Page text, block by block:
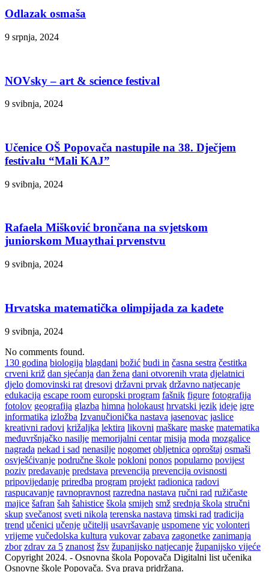
Odlazak osmaša
9 srpnja, 2024
NOVsky – art & science festival
9 svibnja, 2024
Učenice OŠ Popovača nastupile na 38. Dječjem
festivalu “Mali KAJ”
9 svibnja, 2024
Rafaela Mišković brončana na svjetskom
juniorskom Muaythai prvenstvu
9 svibnja, 2024
Hrvatska matematička olimpijada za kadete
9 svibnja, 2024
No comments found.
130 godina biologija blagdani božić budi in časna sestra čestitka
crveni križ dan sjećanja dan žena dani otvorenih vrata djelatnici
djelo domovinski rat dresovi državni prvak državno natjecanje
edukacija escape room europski program fašnik figure fotografija
fotolov geografija glazba himna holokaust hrvatski jezik ideje igre
informatika izložba Izvanučionička nastava jasenovac jaslice
kreativni radovi križaljka lektira likovni maškare maske matematika
međuvršnjačko nasilje memorijalni centar misija moda mozgalice
nagrada nekad i sad nenasilje nogomet obljetnica oproštaj osmaši
osvješćivanje područne škole pokloni ponos popularno povijest
poziv predavanje predstava prevencija prevencija ovisnosti
pripovijedanje priredba program projekt radionica radovi
raspucavanje ravnopravnost razredna nastava ručni rad ružičaste
majice šafran šah šahistice škola smijeh smž srednja škola stručni
skup svečanost sveti nikola terenska nastava timski rad tradicija
trend učenici učenje učitelji usavršavanje uspomene vic volonteri
vrijeme vučedolska kultura vukovar zabava zagonetke zanimanja
zbor zdrav za 5 znanost žsv županijsko natjecanje županijsko vijeće
Copyright 2024. - Osnovna škola Popovača Digitalni list učenika
Osnovne škole Popovača. Sva prava pridržana.